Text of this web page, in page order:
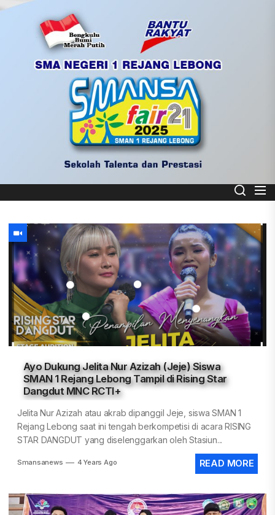
Skip
SMA NEGERI 1 REJANG LEBONG
Ayo Dukung Jelita Nur Azizah (Jeje) Siswa
SMAN 1 Rejang Lebong Tampil di Rising Star
Dangdut MNC RCTI+
Jelita Nur Azizah atau akrab dipanggil Jeje, siswa SMAN 1
Rejang Lebong saat ini tengah berkompetisi di acara RISING
STAR DANGDUT yang diselenggarkan oleh Stasiun...
Smansanews 4 Years Ago READ MORE